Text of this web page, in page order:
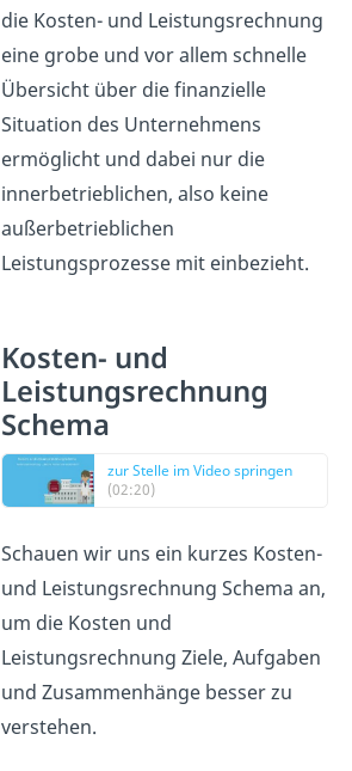
die Kosten- und Leistungsrechnung
eine grobe und vor allem schnelle
Übersicht über die finanzielle
Situation des Unternehmens
ermöglicht und dabei nur die
innerbetrieblichen, also keine
außerbetrieblichen
Leistungsprozesse mit einbezieht.
Kosten- und
Leistungsrechnung
Schema
zur Stelle im Video springen
(02:20)
Schauen wir uns ein kurzes Kosten-
und Leistungsrechnung Schema an,
um die Kosten und
Leistungsrechnung Ziele, Aufgaben
und Zusammenhänge besser zu
verstehen.